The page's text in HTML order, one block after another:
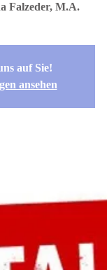
Falzeder, M.A.
auf Sie!
ansehen